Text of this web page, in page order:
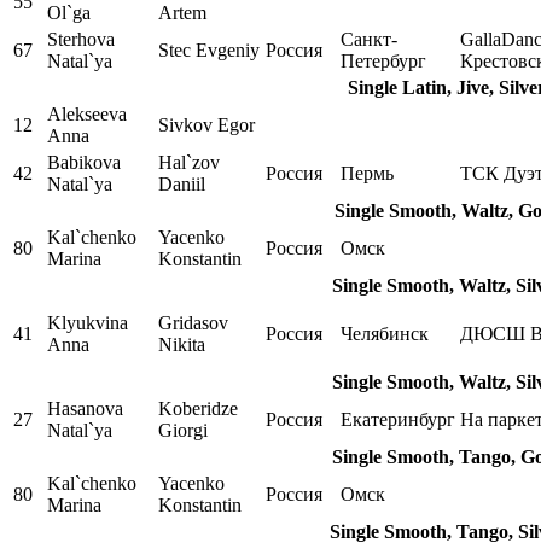
Ol`ga
Artem
67
Sterhova
Natal`ya
Stec Evgeniy Россия
Санкт-
Петербург
Single Latin, Jive,
12
Alekseeva
Anna
Sivkov Egor
42
Babikova
Natal`ya
Hal`zov
Daniil
Россия Пермь
ТСК
Single Smooth, Waltz,
80
Kal`chenko
Marina
Yacenko
Konstantin
Россия
Омск
Single Smooth, Waltz,
41
Klyukvina
Anna
Gridasov
Nikita
Россия Челябинск ДЮСШ
Single Smooth, Waltz,
27
Hasanova
Natal`ya
Koberidze
Giorgi
Россия Екатеринбург На
Single Smooth, Tango,
80
Kal`chenko
Marina
Yacenko
Konstantin
Россия
Омск
Single Smooth, Tango,